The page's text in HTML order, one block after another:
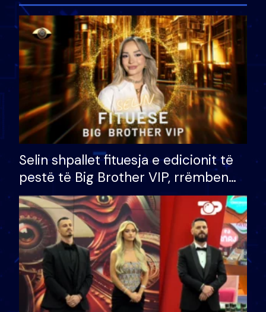
Selin shpallet fituesja e edicionit të
pestë të Big Brother VIP, rrëmben
çmimin e madh prej 100 mijë eurosh